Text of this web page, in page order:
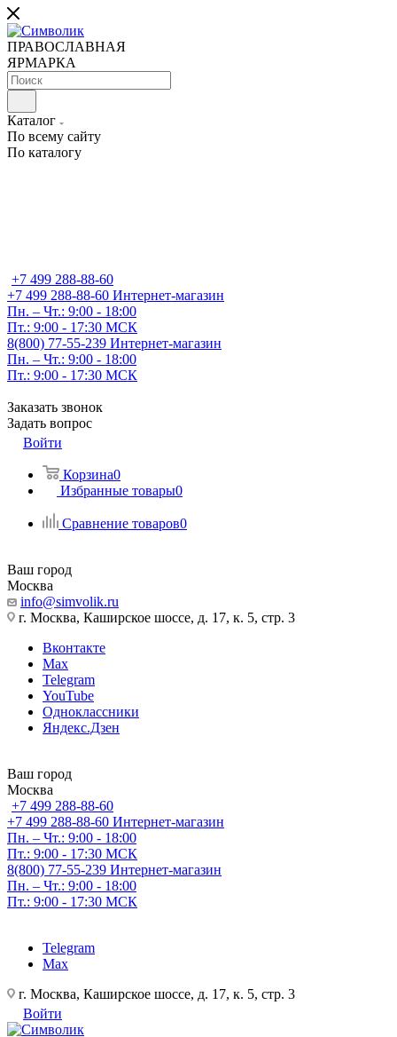
ПРАВОСЛАВНАЯ
ЯРМАРКА
Каталог
По всему сайту
По каталогу
+7 499 288-88-60
+7 499 288-88-60 Интернет-магазин
Пн. – Чт.: 9:00 - 18:00
Пт.: 9:00 - 17:30 МСК
8(800) 77-55-239 Интернет-магазин
Пн. – Чт.: 9:00 - 18:00
Пт.: 9:00 - 17:30 МСК
Заказать звонок
Задать вопрос
Войти
Корзина0
Избранные товары0
Сравнение товаров0
Ваш город
Москва
info@simvolik.ru
г. Москва, Каширское шоссе, д. 17, к. 5, стр. 3
Вконтакте
Max
Telegram
YouTube
Одноклассники
Яндекс.Дзен
Ваш город
Москва
+7 499 288-88-60
+7 499 288-88-60 Интернет-магазин
Пн. – Чт.: 9:00 - 18:00
Пт.: 9:00 - 17:30 МСК
8(800) 77-55-239 Интернет-магазин
Пн. – Чт.: 9:00 - 18:00
Пт.: 9:00 - 17:30 МСК
Telegram
Max
г. Москва, Каширское шоссе, д. 17, к. 5, стр. 3
Войти